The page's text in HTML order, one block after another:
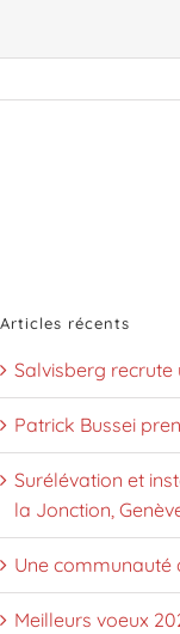
Articles récents
Salvisberg recrute
Patrick Bussei
Surélévation et
la Jonction,
Une communauté
Meilleurs voeux